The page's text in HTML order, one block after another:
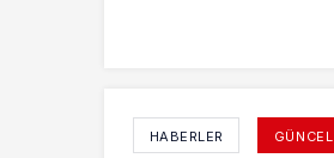
HABERLER GÜNCEL